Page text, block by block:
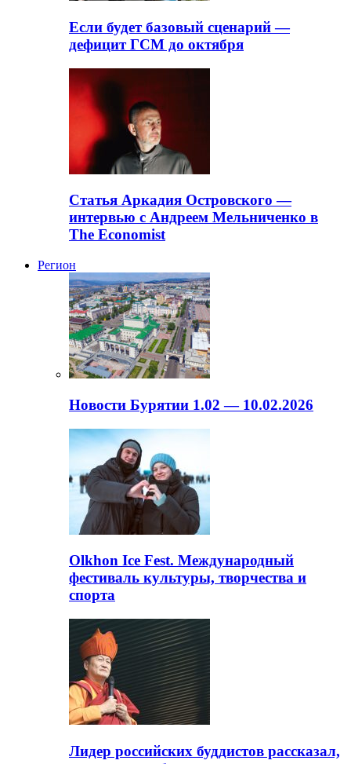
Если будет базовый сценарий —
дефицит ГСМ до октября
Статья Аркадия Островского —
интервью с Андреем Мельниченко в
The Economist
Регион
Новости Бурятии 1.02 — 10.02.2026
Olkhon Ice Fest. Международный
фестиваль культуры, творчества и
спорта
Лидер российских буддистов рассказал,